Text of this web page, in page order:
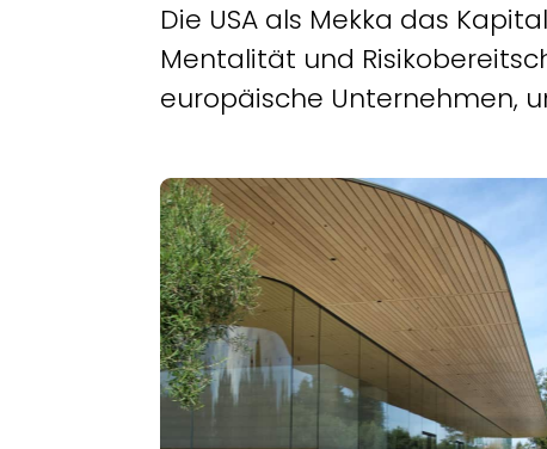
Die USA als Mekka das
Mentalität und
europäische Unternehmen,